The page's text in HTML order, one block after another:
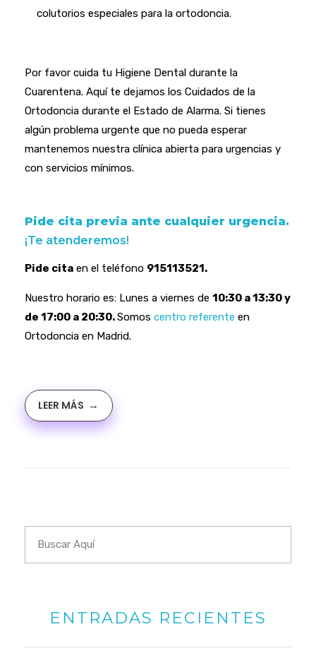
colutorios especiales para la ortodoncia.
Por favor cuida tu Higiene Dental durante la
Cuarentena. Aquí te dejamos los Cuidados de la
Ortodoncia durante el Estado de Alarma. Si tienes
algún problema urgente que no pueda esperar
mantenemos nuestra clínica abierta para urgencias y
con servicios mínimos.
Pide cita previa ante cualquier urgencia.
¡Te atenderemos!
Pide cita en el teléfono 915113521.
Nuestro horario es: Lunes a viernes de 10:30 a 13:30 y
de 17:00 a 20:30.Somos centro referente en
Ortodoncia en Madrid.
LEER MÁS
ENTRADAS RECIENTES